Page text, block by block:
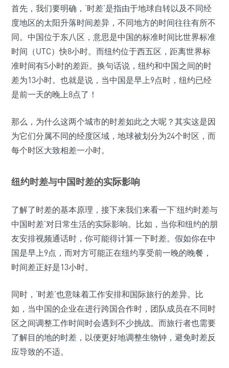
首先，我们要明确，‘时差’是指由于地球自转以及不同经
度地区的太阳升落时间差异，不同地方的时间往往有所不
同。中国位于东八区，意思是中国的标准时间比世界标准
时间（UTC）快8小时。而纽约位于西五区，距离世界标
准时间有5小时的差距。换句话说，纽约和中国之间的时
差为13小时。也就是说，当中国是早上9点时，纽约已经
是前一天的晚上8点了！
那么，为什么这两个城市的时差如此之大呢？其实这是因
为它们分属不同的经度区域，地球被划分为24个时区，而
每个时区大致相差一小时。
纽约时差与中国时差的实际影响
了解了时差的基本原理，接下来我们来看一下‘纽约时差与
中国时差’对日常生活的实际影响。比如，当你和纽约的朋
友安排视频通话时，你可能得计算一下时差。假如你在中
国是早上9点，而对方可能正在纽约享受前一晚的晚餐，
时间差正好是13小时。
同时，‘时差’也意味着工作安排和国际旅行的差异。比
如，当中国的企业在进行跨国合作时，团队成员在不同时
区之间调整工作时间时会遇到不少挑战。而旅行者也需要
了解目的地的时差，以便更好地调整生物钟，避免时差反
应导致的不适。